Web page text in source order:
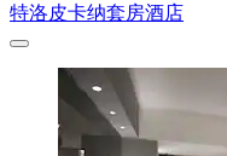
特洛皮卡纳套房酒店